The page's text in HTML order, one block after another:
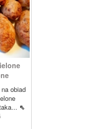
obiad
⇖